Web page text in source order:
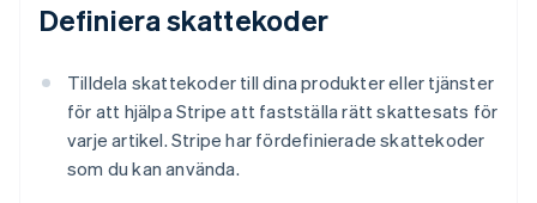
Definiera skattekoder
Tilldela skattekoder till dina produkter eller tjänster
för att hjälpa Stripe att fastställa rätt skattesats för
varje artikel. Stripe har fördefinierade skattekoder
som du kan använda.